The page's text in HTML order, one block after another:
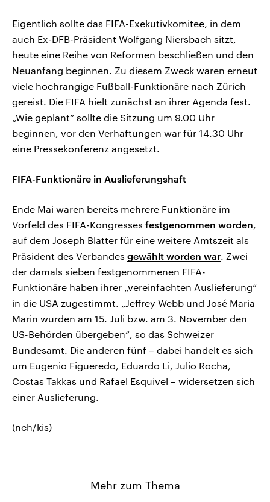
Eigentlich sollte das FIFA-Exekutivkomitee, in dem
auch Ex-DFB-Präsident Wolfgang Niersbach sitzt,
heute eine Reihe von Reformen beschließen und den
Neuanfang beginnen. Zu diesem Zweck waren erneut
viele hochrangige Fußball-Funktionäre nach Zürich
gereist. Die FIFA hielt zunächst an ihrer Agenda fest.
„Wie geplant“ sollte die Sitzung um 9.00 Uhr
beginnen, vor den Verhaftungen war für 14.30 Uhr
eine Pressekonferenz angesetzt.
FIFA-Funktionäre in Auslieferungshaft
Ende Mai waren bereits mehrere Funktionäre im
Vorfeld des FIFA-Kongresses festgenommen worden,
auf dem Joseph Blatter für eine weitere Amtszeit als
Präsident des Verbandes gewählt worden war. Zwei
der damals sieben festgenommenen FIFA-
Funktionäre haben ihrer „vereinfachten Auslieferung“
in die USA zugestimmt. „Jeffrey Webb und José Maria
Marin wurden am 15. Juli bzw. am 3. November den
US-Behörden übergeben“, so das Schweizer
Bundesamt. Die anderen fünf – dabei handelt es sich
um Eugenio Figueredo, Eduardo Li, Julio Rocha,
Costas Takkas und Rafael Esquivel – widersetzen sich
einer Auslieferung.
(nch/kis)
Mehr zum Thema